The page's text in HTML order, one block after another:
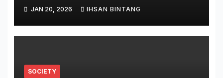
JAN 20, 2026 IHSAN BINTANG
SOCIETY